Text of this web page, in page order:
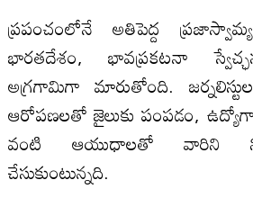
ప్రపంచంలోనే అతిపెద్ద
భారతదేశం, భావప్రకటనా
అగ్రగామిగా మారుతోంది.
ఆరోపణలతో జైలుకు పంపడం,
వంటి ఆయుధాలతో వారిని
చేసుకుంటున్నది.